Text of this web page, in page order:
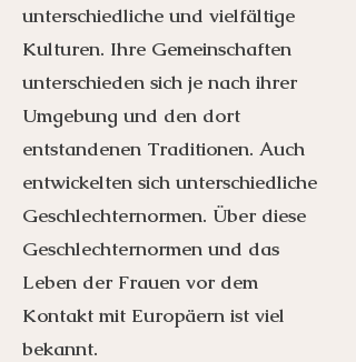
unterschiedliche und vielfältige
Kulturen. Ihre Gemeinschaften
unterschieden sich je nach ihrer
Umgebung und den dort
entstandenen Traditionen. Auch
entwickelten sich unterschiedliche
Geschlechternormen. Über diese
Geschlechternormen und das
Leben der Frauen vor dem
Kontakt mit Europäern ist viel
bekannt.